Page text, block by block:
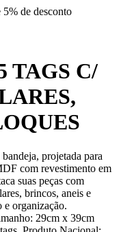
de desconto
TAGS C/
projetada para
com revestimento em
suas peças com
brincos, aneis e
e organização.
29cm x 39cm